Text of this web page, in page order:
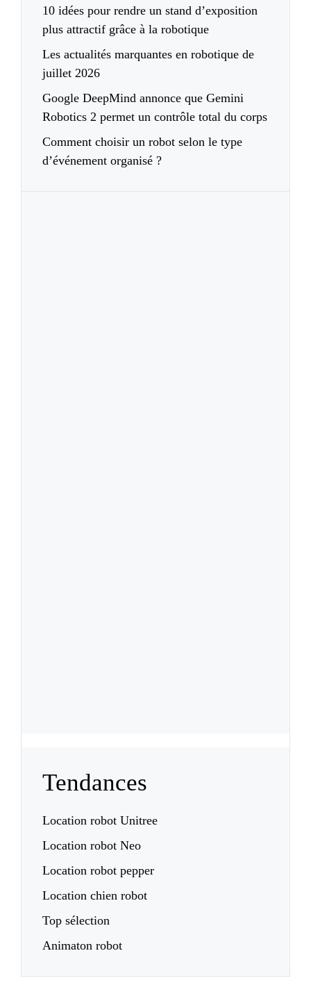
10 idées pour rendre un stand d’exposition
plus attractif grâce à la robotique
Les actualités marquantes en robotique de
juillet 2026
Google DeepMind annonce que Gemini
Robotics 2 permet un contrôle total du corps
Comment choisir un robot selon le type
d’événement organisé ?
Tendances
Location robot Unitree
Location robot Neo
Location robot pepper
Location chien robot
Top sélection
Animaton robot